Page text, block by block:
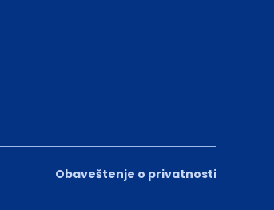
Obaveštenje o privatnosti